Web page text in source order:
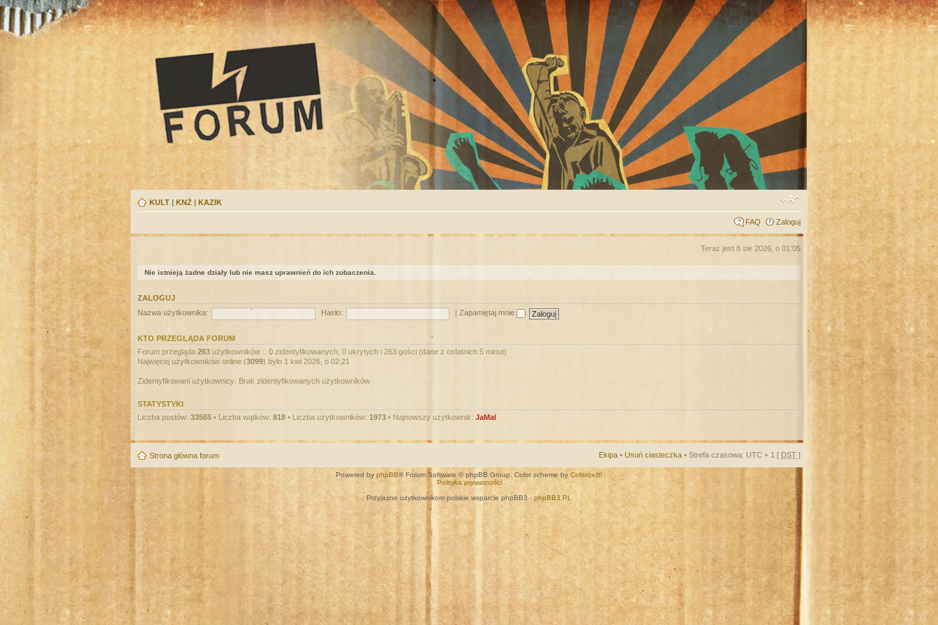
KULT | KNŻ | KAZIK
FAQ Zaloguj
Teraz jest 8 sie 2026, o 01:05
Nie istnieją żadne działy lub nie masz uprawnień do ich zobaczenia.
ZALOGUJ
Nazwa użytkownika:
Hasło: Zapamiętaj mnie
KTO PRZEGLĄDA FORUM
Forum przegląda 263 użytkowników :: 0 zidentyfikowanych, 0 ukrytych i 263 gości (dane z ostatnich 5 minut)
Najwięcej użytkowników online (3099) było 1 kwi 2026, o 02:21
Zidentyfikowani użytkownicy: Brak zidentyfikowanych użytkowników
STATYSTYKI
Liczba postów: 33565 • Liczba wątków: 818 • Liczba użytkowników: 1973 • Najnowszy użytkownik: JaMal
Strona główna forum Ekipa • Usuń ciasteczka • Strefa czasowa: UTC + 1 [ DST ]
Powered by phpBB® Forum Software © phpBB Group. Color scheme by ColorizeIt!
Polityka prywatności
Przyjazne użytkownikom polskie wsparcie phpBB3 - phpBB3.PL